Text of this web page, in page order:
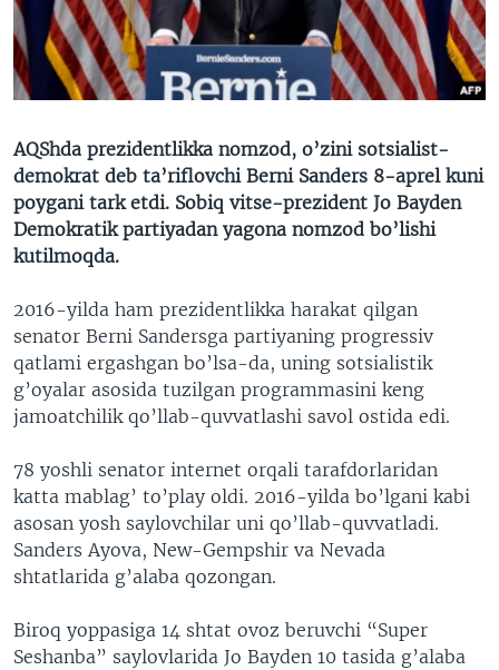
VIDEO
XABARLAR SURATLARDA
ODNOKLASSNIKI
TELEGRAM
TWITTER
SOUNDCLOUD
VOA
AQShda prezidentlikka nomzod, o’zini sotsialist-
demokrat deb ta’riflovchi Berni Sanders 8-aprel kuni
poygani tark etdi. Sobiq vitse-prezident Jo Bayden
Demokratik partiyadan yagona nomzod bo’lishi
kutilmoqda.
2016-yilda ham prezidentlikka harakat qilgan
senator Berni Sandersga partiyaning progressiv
qatlami ergashgan bo’lsa-da, uning sotsialistik
g’oyalar asosida tuzilgan programmasini keng
jamoatchilik qo’llab-quvvatlashi savol ostida edi.
78 yoshli senator internet orqali tarafdorlaridan
katta mablag’ to’play oldi. 2016-yilda bo’lgani kabi
asosan yosh saylovchilar uni qo’llab-quvvatladi.
Sanders Ayova, New-Gempshir va Nevada
shtatlarida g’alaba qozongan.
Biroq yoppasiga 14 shtat ovoz beruvchi “Super
Seshanba” saylovlarida Jo Bayden 10 tasida g’alaba